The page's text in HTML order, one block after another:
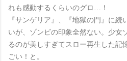
れも感動するくらいのグロ…！
『サンゲリア』、『地獄の門』に続
いが、ゾンビの印象全然ない。少女
るのが美しすぎてスロー再生した
ごい！と。